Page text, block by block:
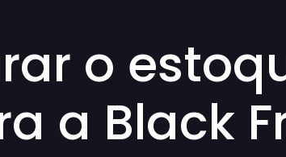
o
a Black